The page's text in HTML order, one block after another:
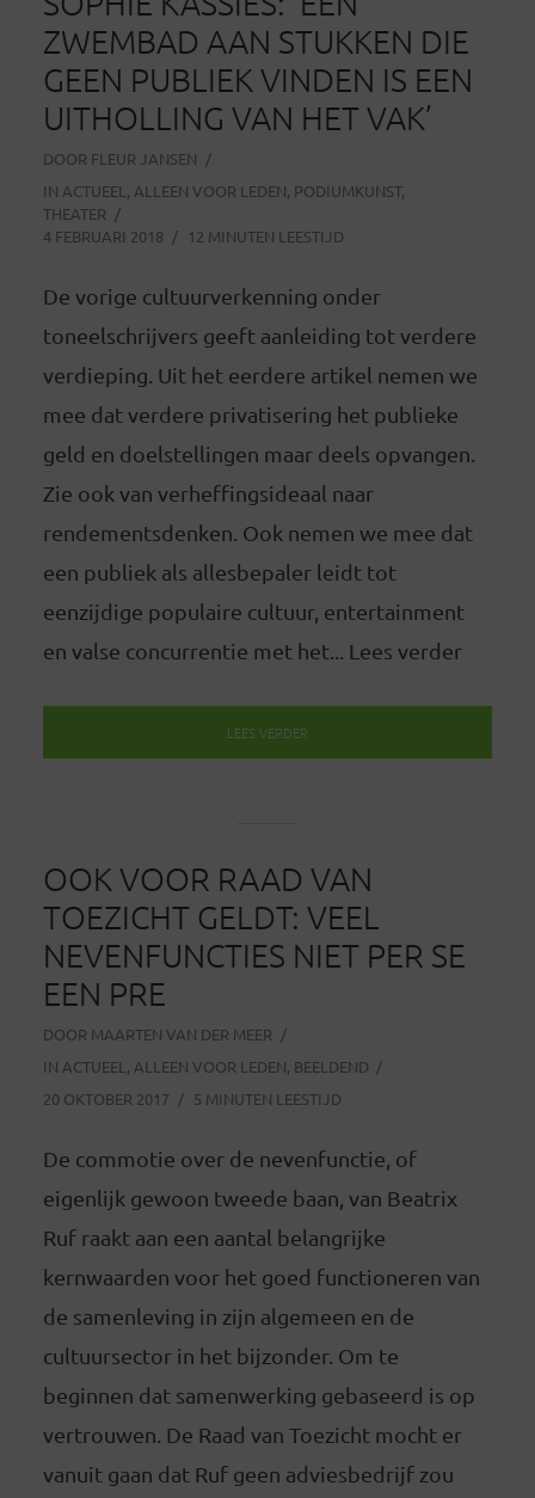
ZWEMBAD AAN STUKKEN DIE
GEEN PUBLIEK VINDEN IS EEN
UITHOLLING VAN HET VAK’
DOOR FLEUR JANSEN
IN ACTUEEL , ALLEEN VOOR LEDEN, PODIUMKUNST,
THEATER
4 FEBRUARI 2018
12 MINUTEN LEESTIJD
De vorige cultuurverkenning onder
toneelschrijvers geeft aanleiding tot verdere
verdieping. Uit het eerdere artikel nemen we
mee dat verdere privatisering het publieke
geld en doelstellingen maar deels opvangen.
Zie ook van verheffingsideaal naar
rendementsdenken. Ook nemen we mee dat
een publiek als allesbepaler leidt tot
eenzijdige populaire cultuur, entertainment
en valse concurrentie met het... Lees verder
LEES VERDER
OOK VOOR RAAD VAN
TOEZICHT GELDT: VEEL
NEVENFUNCTIES NIET PER SE
EEN PRE
DOOR MAARTEN VAN DER MEER
IN ACTUEEL , ALLEEN VOOR LEDEN, BEELDEND
20 OKTOBER 2017
5 MINUTEN LEESTIJD
De commotie over de nevenfunctie, of
eigenlijk gewoon tweede baan, van Beatrix
Ruf raakt aan een aantal belangrijke
kernwaarden voor het goed functioneren van
de samenleving in zijn algemeen en de
cultuursector in het bijzonder. Om te
beginnen dat samenwerking gebaseerd is op
vertrouwen. De Raad van Toezicht mocht er
vanuit gaan dat Ruf geen adviesbedrijf zou